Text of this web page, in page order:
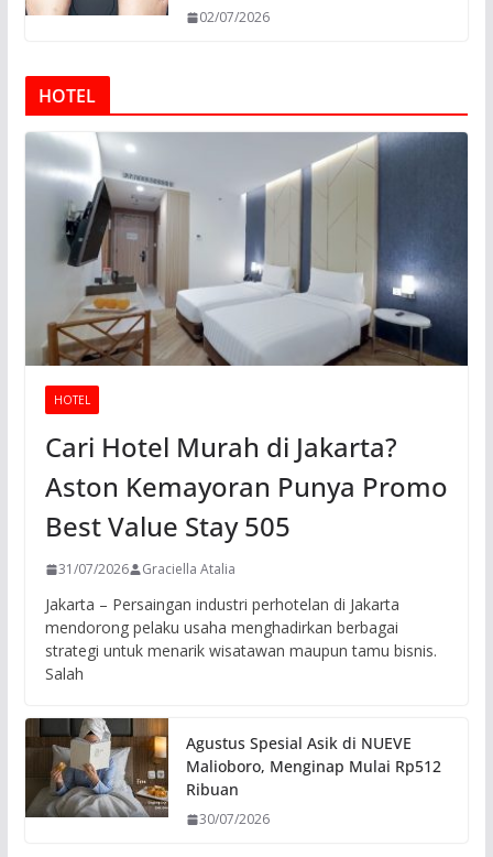
02/07/2026
HOTEL
HOTEL
Cari Hotel Murah di Jakarta?
Aston Kemayoran Punya Promo
Best Value Stay 505
31/07/2026 Graciella Atalia
Jakarta – Persaingan industri perhotelan di Jakarta
mendorong pelaku usaha menghadirkan berbagai
strategi untuk menarik wisatawan maupun tamu bisnis.
Salah
Agustus Spesial Asik di NUEVE
Malioboro, Menginap Mulai Rp512
Ribuan
30/07/2026